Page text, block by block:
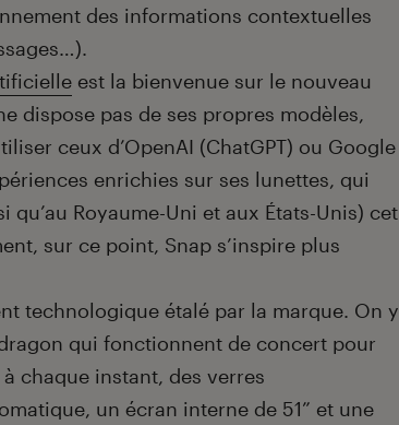
des informations contextuelles
est la bienvenue sur le nouveau
dispose pas de ses propres modèles,
ceux d’OpenAI (ChatGPT) ou Google
enrichies sur ses lunettes, qui
Royaume-Uni et aux États-Unis) cet
sur ce point, Snap s’inspire plus
technologique étalé par la marque. On y
qui fonctionnent de concert pour
chaque instant, des verres
un écran interne de 51” et une